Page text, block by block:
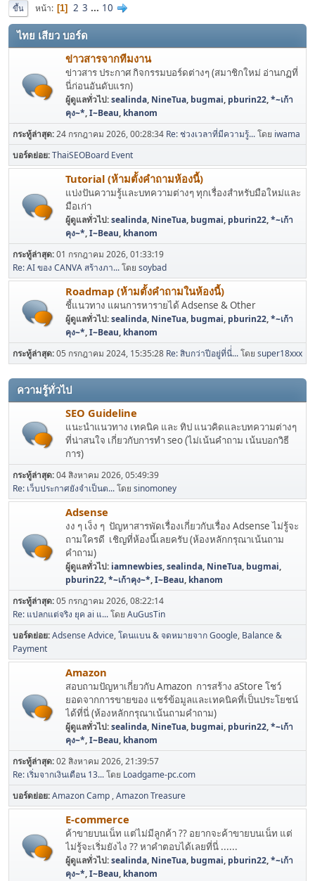
ขึ้น หน้า 1 2 3 ... 10
ไทย เสียว บอร์ด
ข่าวสารจากทีมงาน
ข่าวสาร ประกาศ กิจกรรมบอร์ดต่างๆ (สมาชิกใหม่ อ่านกฏที่
นี่ก่อนอันดับแรก)
ผู้ดูแลทั่วไป:sealinda, NineTua, bugmai, pburin22,*~เก้า
คุง~*,I~Beau, khanom
กระทู้ล่าสุด:24 กรกฎาคม 2026, 00:28:34 Re: ช่วงเวลาที่มีความรู้...โดย iwama
บอร์ดย่อย ThaiSEOBoard Event
Tutorial (ห้ามตั้งคำถามห้องนี้)
แบ่งปันความรู้และบทความต่างๆ ทุกเรื่องสำหรับมือใหม่และ
มือเก่า
ผู้ดูแลทั่วไป:sealinda, NineTua, bugmai, pburin22,*~เก้า
คุง~*,I~Beau, khanom
กระทู้ล่าสุด:01 กรกฎาคม 2026, 01:33:19
Re: AI ของ CANVA สร้างภา...โดย soybad
Roadmap (ห้ามตั้งคำถามในห้องนี้)
ชี้แนวทาง แผนการหารายได้ Adsense & Other
ผู้ดูแลทั่วไป:sealinda, NineTua, bugmai, pburin22,*~เก้า
คุง~*,I~Beau, khanom
กระทู้ล่าสุด:05 กรกฎาคม 2024, 15:35:28 Re: สิบกว่าปีอยู่ที่นี่่...โดย super18xxx
ความรู้ทั่วไป
SEO Guideline
แนะนำแนวทาง เทคนิค และ ทิป แนวคิดและบทความต่างๆ
ที่น่าสนใจ เกี่ยวกับการทำ seo (ไม่เน้นคำถาม เน้นบอกวิธี
การ)
กระทู้ล่าสุด:04 สิงหาคม 2026, 05:49:39
Re: เว็บประกาศยังจำเป็นต...โดย sinomoney
Adsense
งง ๆ เง็ง ๆ ปัญหาสารพัดเรื่องเกี่ยวกับเรื่อง Adsense ไม่รู้จะ
ถามใครดี เชิญที่ห้องนี้เลยครับ (ห้องหลักกรุณาเน้นถาม
คำถาม)
ผู้ดูแลทั่วไป: iamnewbies,sealinda, NineTua, bugmai,
pburin22,*~เก้าคุง~*,I~Beau, khanom
กระทู้ล่าสุด:05 กรกฎาคม 2026, 08:22:14
Re: แปลกแต่จริง ยุค ai แ...โดย AuGusTin
บอร์ดย่อย Adsense Advice โดนแบน & จดหมายจาก Google Balance &
Payment
Amazon
สอบถามปัญหาเกี่ยวกับ Amazon การสร้าง aStore โชว์
ยอดจากการขายของ แชร์ข้อมูลและเทคนิคที่เป็นประโยชน์
ได้ที่นี่ (ห้องหลักกรุณาเน้นถามคำถาม)
ผู้ดูแลทั่วไป:sealinda, NineTua, bugmai, pburin22,*~เก้า
คุง~*,I~Beau, khanom
กระทู้ล่าสุด:02 สิงหาคม 2026, 21:39:57
Re: เริ่มจากเงินเดือน 13...โดย Loadgame-pc.com
บอร์ดย่อย Amazon Camp Amazon Treasure
E-commerce
ค้าขายบนเน็ท แต่ไม่มีลูกค้า ?? อยากจะค้าขายบนเน็ท แต่
ไม่รู้จะเริ่มยังไง ?? หาคำตอบได้เลยที่นี่ ......
ผู้ดูแลทั่วไป:sealinda, NineTua, bugmai, pburin22,*~เก้า
คุง~*,I~Beau, khanom